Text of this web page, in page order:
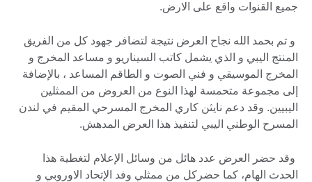
جميع القنوات واقع على الارض.
و تم بحمد الله نجاح العرض نتيجة لتضافر جهود كل من الفريق
المنتج اليبي و الذي يشمل كاتب السيناريو و مساعد المخرج و
المخرج الموسيقي و فني الصوت و الطاقم المساعد ، بالإضافة
إلى مجموعة متحمسة لهذا النوع من العروض من الممثلين
اليبيين. وقد دعم نايثن كاري المخرج المسرحي المقيم في لندن
المسرح الوطني اليبي لتنفيذ هذا العرض المدهش.
وقد حضر العرض عدد هائل من وسائل الإعلام لتغطية هذا
الحدث الهام، كما حضركل من ممثلي وفد الإتحاد الاوروبي و